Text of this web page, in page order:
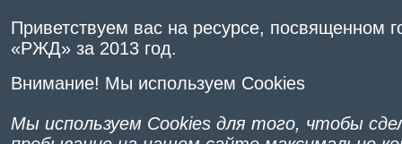
Приветствуем вас на ресурсе, посвященном
«РЖД» за 2013 год.
Внимание! Мы используем Cookies
Мы используем Cookies для того, чтобы